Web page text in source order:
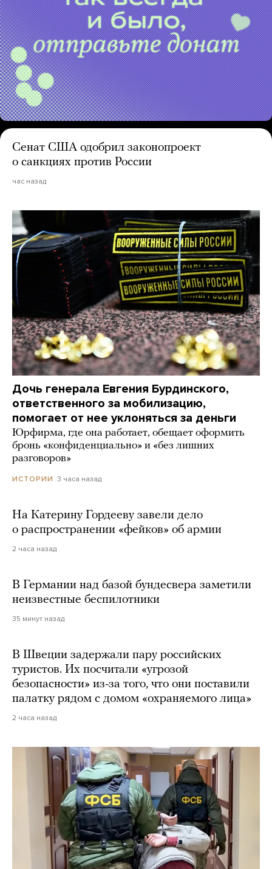
Сенат США одобрил законопроект
о санкциях против России
час назад
Дочь генерала Евгения Бурдинского,
ответственного за мобилизацию,
помогает от нее уклоняться за деньги
Юрфирма, где она работает, обещает оформить
бронь «конфиденциально» и «без лишних
разговоров»
ИСТОРИИ 3 часа назад
На Катерину Гордееву завели дело
о распространении «фейков» об армии
2 часа назад
В Германии над базой бундесвера заметили
неизвестные беспилотники
35 минут назад
В Швеции задержали пару российских
туристов. Их посчитали «угрозой
безопасности» из-за того, что они поставили
палатку рядом с домом «охраняемого лица»
2 часа назад